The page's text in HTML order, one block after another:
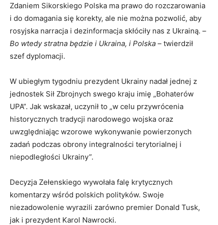
Zdaniem Sikorskiego Polska ma prawo do rozczarowania
i do domagania się korekty, ale nie można pozwolić, aby
rosyjska narracja i dezinformacja skłóciły nas z Ukrainą. –
Bo wtedy stratna będzie i Ukraina, i Polska – twierdził
szef dyplomacji.
W ubiegłym tygodniu prezydent Ukrainy nadał jednej z
jednostek Sił Zbrojnych swego kraju imię „Bohaterów
UPA”. Jak wskazał, uczynił to „w celu przywrócenia
historycznych tradycji narodowego wojska oraz
uwzględniając wzorowe wykonywanie powierzonych
zadań podczas obrony integralności terytorialnej i
niepodległości Ukrainy”.
Decyzja Zełenskiego wywołała falę krytycznych
komentarzy wśród polskich polityków. Swoje
niezadowolenie wyrazili zarówno premier Donald Tusk,
jak i prezydent Karol Nawrocki.